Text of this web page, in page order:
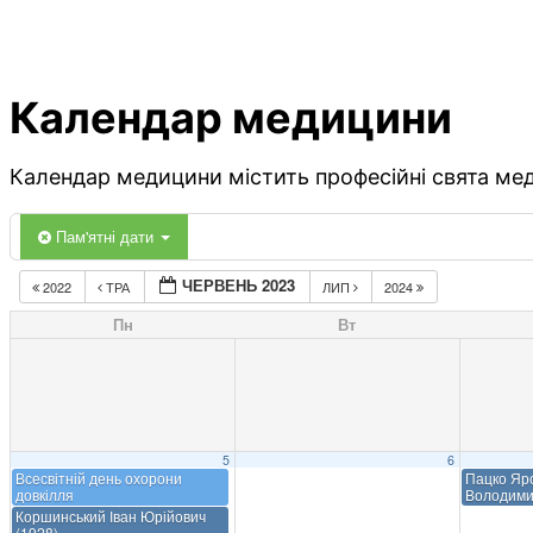
Календар медицини
Календар медицини містить професійні свята
Пам'ятні дати
2022 ТРА ЧЕРВЕНЬ 2023 ЛИП 2024
Пн Вт
5
Всесвітній день охорони
довкілля
Коршинський Іван Юрійович
6
Пацко